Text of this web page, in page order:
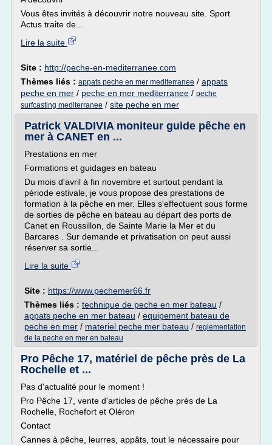
Vous êtes invités à découvrir notre nouveau site. Sport
Actus traite de...
Lire la suite
Site : http://peche-en-mediterranee.com
Thèmes liés : appats peche en mer mediterranee / appats
peche en mer / peche en mer mediterranee / peche
surfcasting mediterranee / site peche en mer
Patrick VALDIVIA moniteur guide pêche en
mer à CANET en ...
Prestations en mer
Formations et guidages en bateau
Du mois d'avril à fin novembre et surtout pendant la
période estivale, je vous propose des prestations de
formation à la pêche en mer. Elles s'effectuent sous forme
de sorties de pêche en bateau au départ des ports de
Canet en Roussillon, de Sainte Marie la Mer et du
Barcares . Sur demande et privatisation on peut aussi
réserver sa sortie...
Lire la suite
Site : https://www.pechemer66.fr
Thèmes liés : technique de peche en mer bateau /
appats peche en mer bateau / equipement bateau de
peche en mer / materiel peche mer bateau / reglementation
de la peche en mer en bateau
Pro Pêche 17, matériel de pêche près de La
Rochelle et ...
Pas d'actualité pour le moment !
Pro Pêche 17, vente d'articles de pêche près de La
Rochelle, Rochefort et Oléron
Contact
Cannes à pêche, leurres, appâts, tout le nécessaire pour